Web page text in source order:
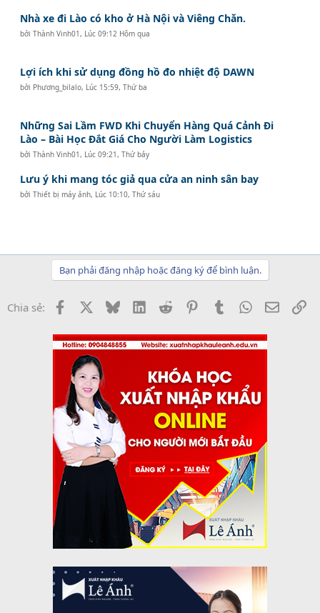
Nhà xe đi Lào có kho ở Hà Nội và Viêng Chăn.
bởiThành Vinh01 , Lúc 09:12 Hôm qua
Lợi ích khi sử dụng đồng hồ đo nhiệt độ DAWN
bởi Phương_bilalo, Lúc 15:59, Thứ ba
Những Sai Lầm FWD Khi Chuyển Hàng Quá Cảnh Đi
Lào – Bài Học Đắt Giá Cho Người Làm Logistics
bởiThành Vinh01 , Lúc 09:21, Thứ bảy
Lưu ý khi mang tóc giả qua cửa an ninh sân bay
bởiThiết bị máy ảnh, Lúc 10:10, Thứ sáu
Bạn phải đăng nhập hoặc đăng ký để bình luận.
Chia sẻ: Facebook BlueskyLinkedInReddit PinterestTumblrWhatsApp
Email